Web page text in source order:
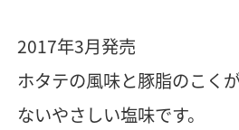
2017年3月発売
ホタテの風味と豚脂のこく
ないやさしい塩味です。